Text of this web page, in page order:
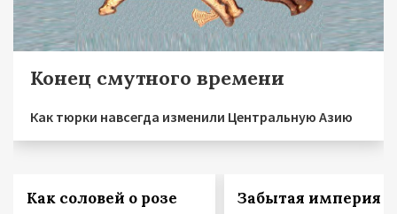
Конец смутного времени
Как тюрки навсегда изменили Центральную Азию
Как соловей о розе Забытая империя